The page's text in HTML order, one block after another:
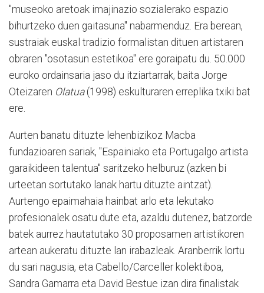
"museoko aretoak imajinazio sozialerako espazio
bihurtzeko duen gaitasuna" nabarmenduz. Era berean,
sustraiak euskal tradizio formalistan dituen artistaren
obraren "osotasun estetikoa" ere goraipatu du. 50.000
euroko ordainsaria jaso du itziartarrak, baita Jorge
Oteizaren Olatua(1998) eskulturaren erreplika txiki bat
ere.
Aurten banatu dituzte lehenbizikoz Macba
fundazioaren sariak, "Espainiako eta Portugalgo artista
garaikideen talentua" saritzeko helburuz (azken bi
urteetan sortutako lanak hartu dituzte aintzat).
Aurtengo epaimahaia hainbat arlo eta lekutako
profesionalek osatu dute eta, azaldu dutenez, batzorde
batek aurrez hautatutako 30 proposamen artistikoren
artean aukeratu dituzte lan irabazleak. Aranberrik lortu
du sari nagusia, eta Cabello/Carceller kolektiboa,
Sandra Gamarra eta David Bestue izan dira finalistak